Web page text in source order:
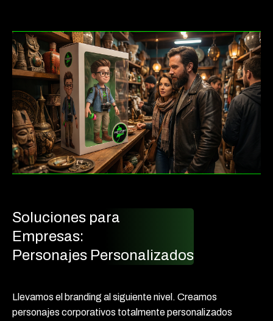
Soluciones para
Empresas:
Personajes Personalizados
Llevamos el branding al siguiente nivel. Creamos
personajes corporativos totalmente personalizados